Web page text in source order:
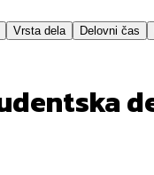
Vrsta dela Delovni čas